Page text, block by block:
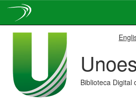
Biblioteca Digital